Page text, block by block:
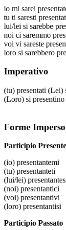
io mi sarei
tu ti saresti
lui/lei si sarebbe
noi ci saremmo
voi vi sareste
loro si sarebbero
Imperativo
(tu) presentati (Lei)
(Loro) si presentino
Forme
Participio Presente
(io) presentantemi
(tu) presentanteti
(lui/lei)
(noi) presentantici
(voi) presentantivi
(loro) presentantisi
Participio Passato